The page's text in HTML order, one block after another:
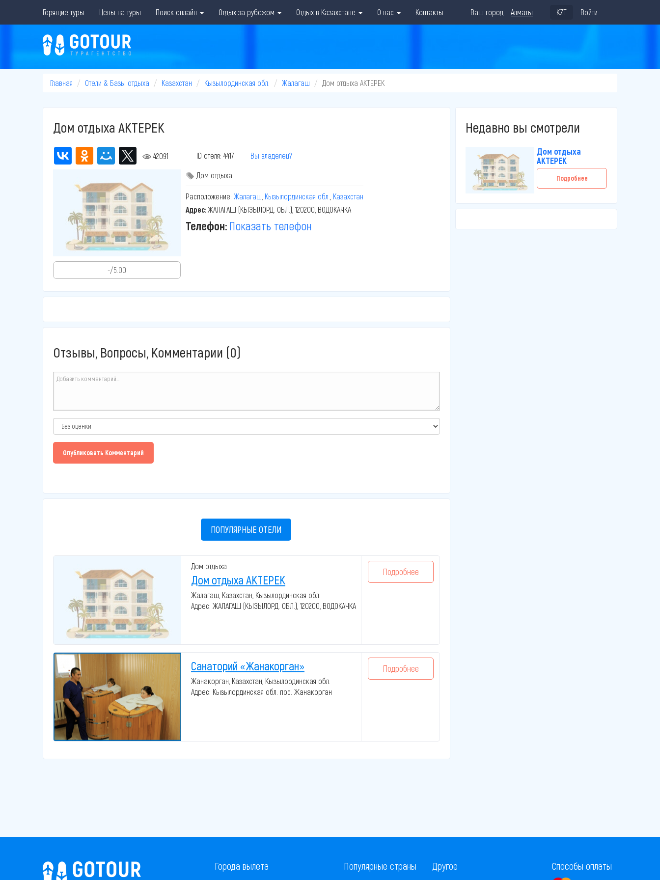
Горящие туры Цены на туры Поиск онлайн Отдых за рубежом Отдых в Казахстане О нас Контакты Ваш город: Алматы KZT Войти
Главная Отели & Базы отдыха Казахстан Кызылординская обл. Жалагаш Дом отдыха АКТЕРЕК
Дом отдыха АКТЕРЕК
42091 ID отеля: 4417 Вы владелец?
-/5.00
Дом отдыха
Расположение: Жалагаш Кызылординская обл. Казахстан
Адрес:ЖАЛАГАШ (КЫЗЫЛОРД. ОБЛ.), 120200, ВОДОКАЧКА
Телефон: Показать телефон
Отзывы, Вопросы, Комментарии (0)
Опубликовать Комментарий
ПОПУЛЯРНЫЕ ОТЕЛИ
Дом отдыха
Дом отдыха АКТЕРЕК
Жалагаш, Казахстан, Кызылординская обл.
Адрес: ЖАЛАГАШ (КЫЗЫЛОРД. ОБЛ.), 120200, ВОДОКАЧКА
Подробнее
Санаторий «Жанакорган»
Жанакорган, Казахстан, Кызылординская обл.
Адрес: Кызылординская обл. пос. Жанакорган
Подробнее
Недавно вы смотрели
Дом отдыха
АКТЕРЕК
Подробнее
Города вылета Популярные страны Другое Способы оплаты